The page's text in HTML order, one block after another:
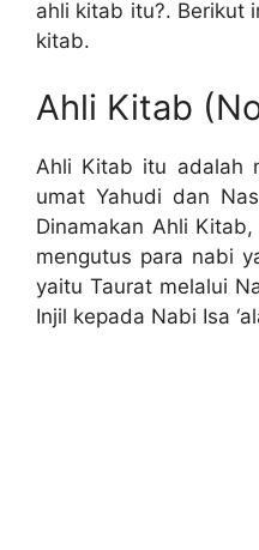
ahli kitab itu?. Berikut
kitab.
Ahli Kitab
Ahli Kitab itu adalah
umat Yahudi dan
Dinamakan Ahli Kitab,
mengutus para nabi
yaitu Taurat melalui
Injil kepada Nabi Isa